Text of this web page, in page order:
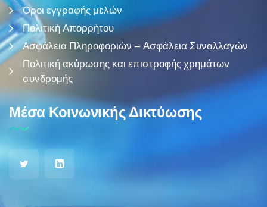
Όροι εγγραφής μελών
Πολιτική Απορρήτου
Ασφάλεια Πληροφοριών – Ασφάλεια Συναλλαγών
Πολιτική ακύρωσης και επιστροφής χρημάτων
συνδρομής
Μέσα Κοινωνικής Δικτύωσης